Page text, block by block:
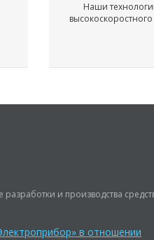
Наши
и производства
в отношении